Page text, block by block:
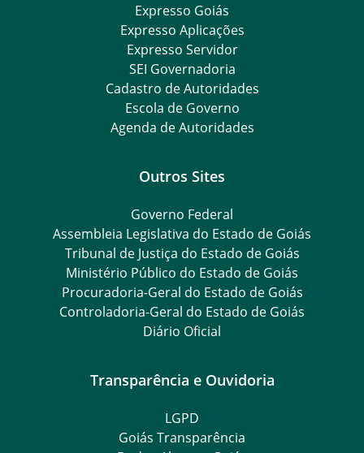
Expresso Goiás
Expresso Aplicações
Expresso Servidor
SEI Governadoria
Cadastro de Autoridades
Escola de Governo
Agenda de Autoridades
Outros Sites
Governo Federal
Assembleia Legislativa do Estado de Goiás
Tribunal de Justiça do Estado de Goiás
Ministério Público do Estado de Goiás
Procuradoria-Geral do Estado de Goiás
Controladoria-Geral do Estado de Goiás
Diário Oficial
Transparência e Ouvidoria
LGPD
Goiás Transparência